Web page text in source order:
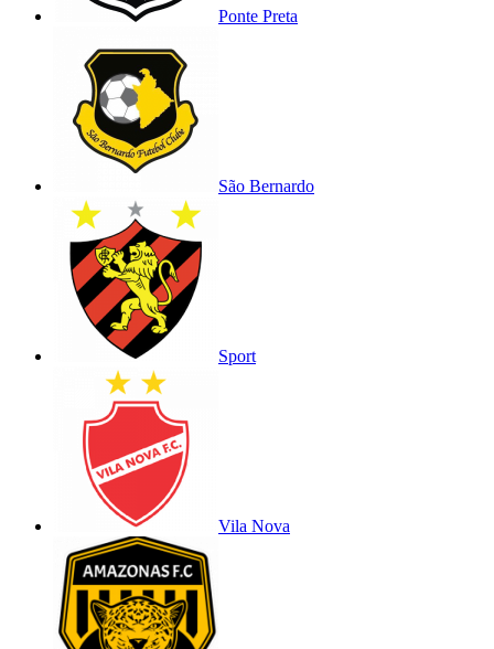
Ponte Preta
São Bernardo
Sport
Vila Nova